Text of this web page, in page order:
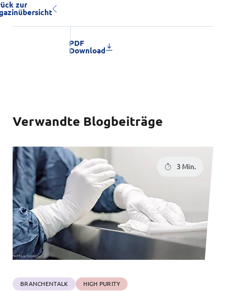
zur
PDF
Download
Verwandte Blogbeiträge
3 Min.
BRANCHENTALK HIGH PURITY